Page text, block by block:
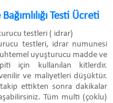
Testi Ücreti
testleri ( idrar)
testleri, idrar numunesi
uyuşturucu madde ve
için kullanılan kitlerdir.
ve maliyetleri düşüktür.
takip ettikten sonra dakikalar
Tüm multi (çoklu)